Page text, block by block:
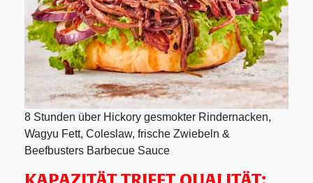
8 Stunden über Hickory gesmokter Rindernacken,
Wagyu Fett, Coleslaw, frische Zwiebeln &
Beefbusters Barbecue Sauce